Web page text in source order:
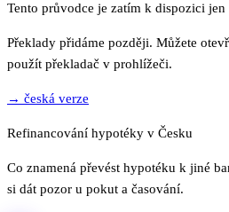
Tento průvodce je zatím k dispozici jen
Překlady přidáme později. Můžete
použít překladač v prohlížeči.
→ česká verze
Refinancování hypotéky v Česku
Co znamená převést hypotéku k jiné
si dát pozor u pokut a časování.